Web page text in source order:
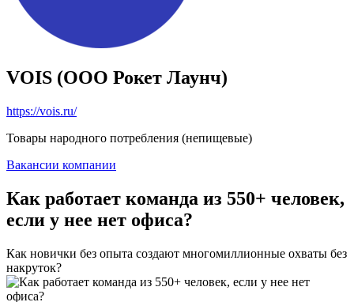
VOIS (ООО Рокет Лаунч)
https://vois.ru/
Товары народного потребления (непищевые)
Вакансии компании
Как работает команда из 550+ человек,
если у нее нет офиса?
Как новички без опыта создают многомиллионные охваты без
накруток?